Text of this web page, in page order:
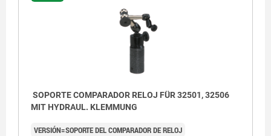
SOPORTE COMPARADOR RELOJ FÜR 32501, 32506
MIT HYDRAUL. KLEMMUNG
VERSIÓN=SOPORTE DEL COMPARADOR DE RELOJ